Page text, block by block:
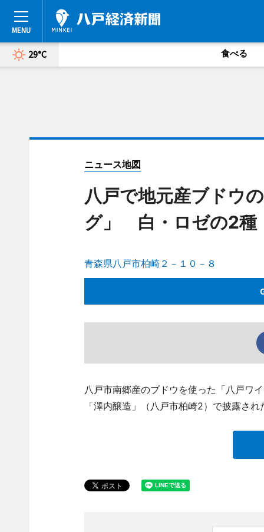
29°C 食べる
ニュース地図
八戸で地元産ブドウ
グ」 白・ロゼの2種
青森県八戸市柏崎２－１０－８
八戸市南郷産のブドウを使った「八戸ワ
「澤内醸造」（八戸市柏崎2）で披露され